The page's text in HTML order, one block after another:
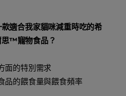
適合我家貓咪減重時吃的希
™寵物食品？
面的特別需求
品的餵食量與餵食頻率